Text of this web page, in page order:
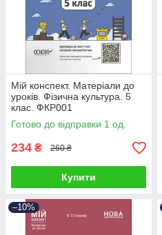
Мій конспект. Матеріали до
уроків. Фізична культура. 5
клас. ФКР001
Готово до відправки 1 од.
234 ₴ 260 ₴
Купити
–10%